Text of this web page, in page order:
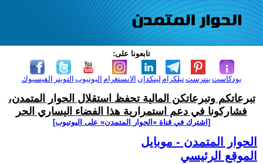
تابعونا على:
الفيسبوك التويتر اليوتيوب الانستغرام لينكدإن تيلكرامبنترست بودكاست
تبرعاتكم وتبرعاتكن المالية تحفظ استقلال الحوار المتمدن،
فشاركونا في دعم استمرارية هذا الفضاء اليساري الحر
[اشترك في قناة ‫«الحوار المتمدن» على اليوتيوب]
الحوار المتمدن - موبايل
الموقع الرئيسي